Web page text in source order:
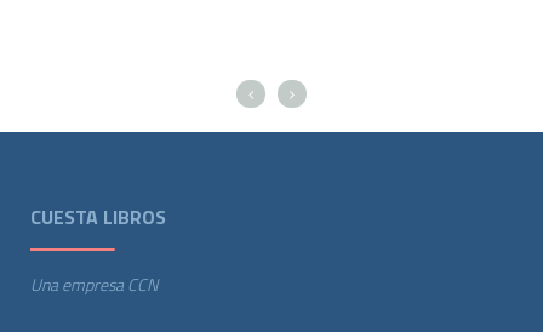
CUESTA LIBROS
Una empresa CCN